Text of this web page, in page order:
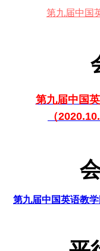
第九届中国
第九届中国
（
第九届中国英语教